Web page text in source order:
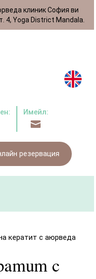
клиник София ви
4, Yoga District Mandala.
Имейл:

резервация
кератит с аюрведа
с